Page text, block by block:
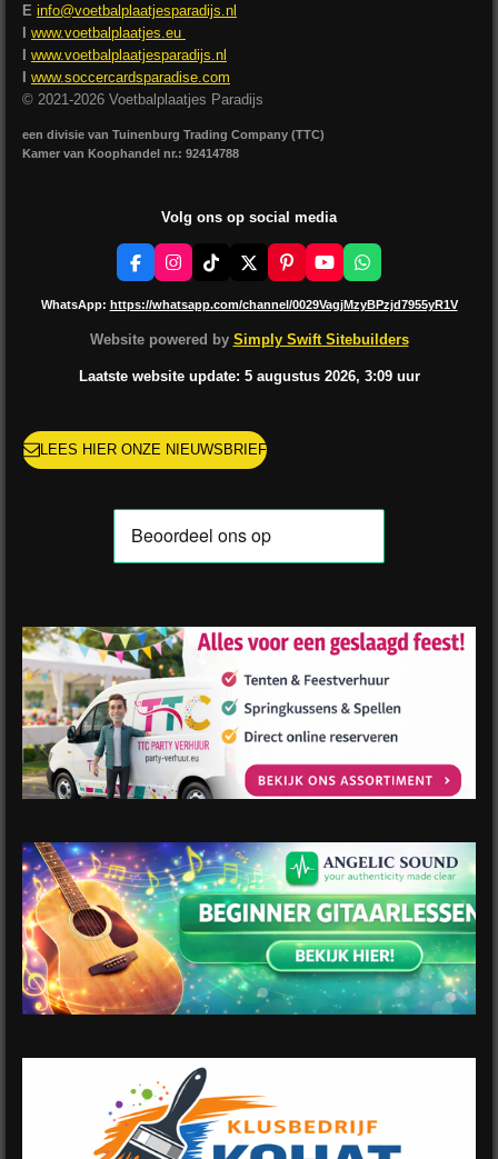
E info@voetbalplaatjesparadijs.nl
www.voetbalplaatjes.eu
www.voetbalplaatjesparadijs.nl
www.soccercardsparadise.com
© 2021-2026 Voetbalplaatjes Paradijs
een divisie van Tuinenburg Trading Company (TTC)
Kamer van Koophandel nr.: 92414788
Volg ons op social media
F
a
c
b
k
I
n
s
a
r
a
T
k
o
X
P
i
n
e
r
s
Y
o
u
u
b
e
W
h
a
s
A
p
p
WhatsApp: https://whatsapp.com/channel/0029VagjMzyBPzjd7955yR1V
Website powered by Simply Swift Sitebuilders
Laatste website update: 5 augustus 2026, 3:09 uur
LEES HIER ONZE NIEUWSBRIEF